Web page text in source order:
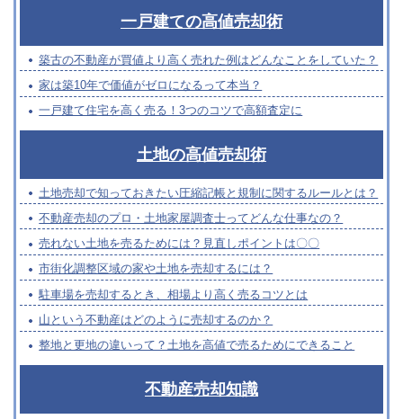
一戸建ての高値売却術
築古の不動産が買値より高く売れた例はどんなことをしていた？
家は築10年で価値がゼロになるって本当？
一戸建て住宅を高く売る！3つのコツで高額査定に
土地の高値売却術
土地売却で知っておきたい圧縮記帳と規制に関するルールとは？
不動産売却のプロ・土地家屋調査士ってどんな仕事なの？
売れない土地を売るためには？見直しポイントは〇〇
市街化調整区域の家や土地を売却するには？
駐車場を売却するとき、相場より高く売るコツとは
山という不動産はどのように売却するのか？
整地と更地の違いって？土地を高値で売るためにできること
不動産売却知識